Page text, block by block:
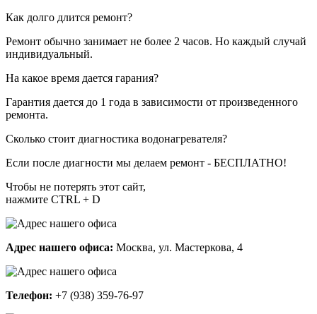
Как долго длится ремонт?
Ремонт обычно занимает не более 2 часов. Но каждый случай
индивидуальный.
На какое время дается гарания?
Гарантия дается до 1 года в зависимости от произведенного
ремонта.
Сколько стоит диагностика водонагревателя?
Если после диагности мы делаем ремонт - БЕСПЛАТНО!
Чтобы не потерять этот сайт,
нажмите CTRL + D
Адрес нашего офиса: Москва, ул. Мастеркова, 4
Телефон: +7 (938) 359-76-97